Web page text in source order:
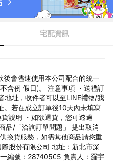
宅配資訊
後會儘速使用本公司配合的統一
含例 假日)。 注意事項 ・送禮訂
地址，收件者可以至LINE禮物/我
。若在成立訂單後10天內未填寫
說明 ・如欲退貨，您可透過
品/「洽詢訂單問題」 提出取消
換貨服務，如需其他商品請您重
股份有限公司 地址：新北市深
編號：28740505 負責人：羅宇